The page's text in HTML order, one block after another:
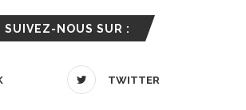
SUIVEZ-NOUS SUR :
TWITTER